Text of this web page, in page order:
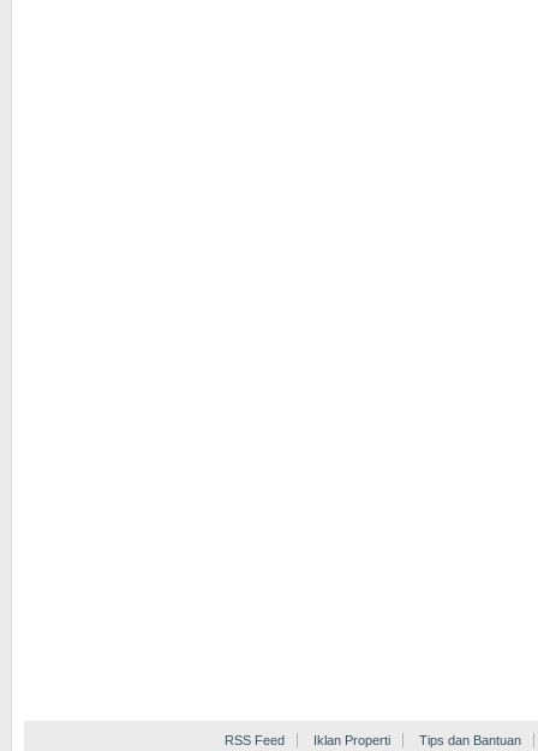
RSS Feed Iklan Properti Tips dan Bantuan